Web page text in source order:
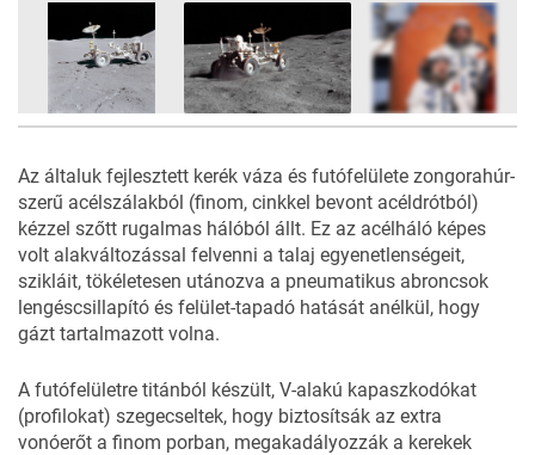
Az általuk fejlesztett kerék váza és futófelülete zongorahúr-
szerű acélszálakból (finom, cinkkel bevont acéldrótból)
kézzel szőtt rugalmas hálóból állt. Ez az acélháló képes
volt alakváltozással felvenni a talaj egyenetlenségeit,
szikláit, tökéletesen utánozva a pneumatikus abroncsok
lengéscsillapító és felület-tapadó hatását anélkül, hogy
gázt tartalmazott volna.
A futófelületre titánból készült, V-alakú kapaszkodókat
(profilokat) szegecseltek, hogy biztosítsák az extra
vonóerőt a finom porban, megakadályozzák a kerekek